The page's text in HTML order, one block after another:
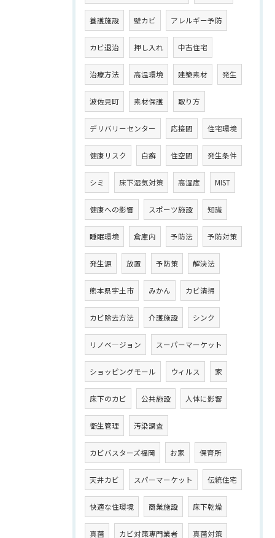
養護施設 壁カビ アレルギー予防
カビ退治 押し入れ 中古住宅
治療方法 高温環境 建築素材 発生
波佐見町 素材保護 取り方
デリバリーセンター 応接間 住宅環境
健康リスク 白癬 住空間 発生条件
シミ 床下湿気対策 高湿度 MIST
健康への影響 スポーツ施設 知識
睡眠環境 倉庫内 予防法 予防対策
発生源 放置 予防策 解決法
熊本県宇土市 みかん カビ清掃
カビ除去方法 介護施設 シンク
リノベ―ジョン スーパーマーケット
ショッピングモール ウィルス 家
床下のカビ 公共施設 人体に影響
衛生管理 汚染調査
カビバスターズ福岡 お家 保育所
天井カビ スパーマーケット 伝統住宅
快適な住環境 商業施設 床下乾燥
真菌 カビ対策専門業者 真菌対策